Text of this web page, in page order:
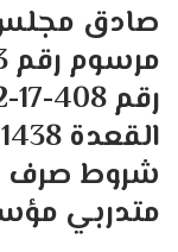
صادق
شروط صرف
متدربي